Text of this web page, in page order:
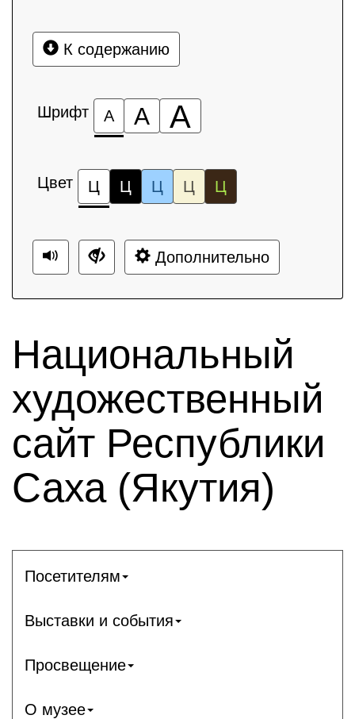
К содержанию
Шрифт А А А
Цвет Ц Ц Ц Ц Ц
Дополнительно
Национальный
художественный
сайт Республики
Саха (Якутия)
Посетителям
Выставки и события
Просвещение
О музее